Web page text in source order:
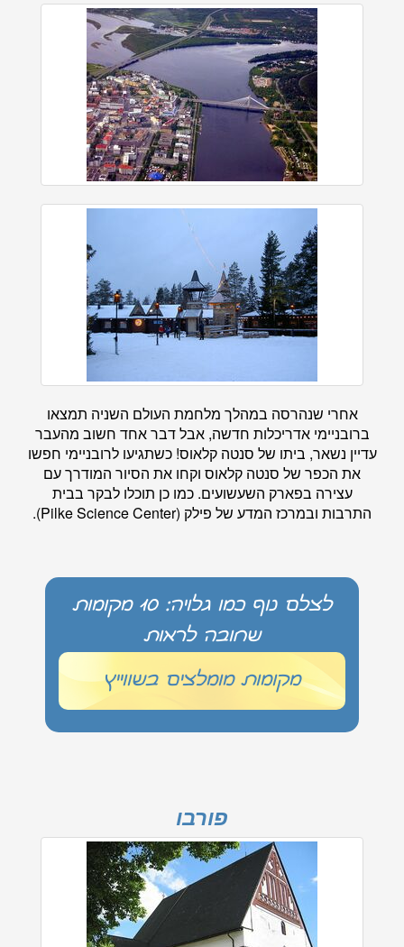
אחרי שנהרסה במהלך מלחמת העולם השניה תמצאו
ברובניימי אדריכלות חדשה, אבל דבר אחד חשוב מהעבר
עדיין נשאר, ביתו של סנטה קלאוס! כשתגיעו לרובניימי חפשו
את הכפר של סנטה קלאוס וקחו את הסיור המודרך עם
עצירה בפארק השעשועים. כמו כן תוכלו לבקר בבית
התרבות ובמרכז המדע של פילק (Pilke Science Center).
לצלם נוף כמו גלויה: 10 מקומות
שחובה לראות
מקומות מומלצים בשווייץ
פורבו